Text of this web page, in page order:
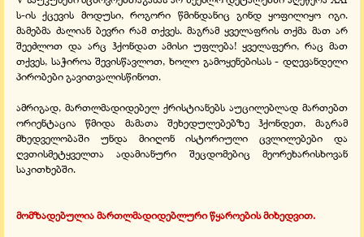
ს-ის ქცევის მოდუსი, როგორი წმინდანიც გინდ ყოფილიყო იგი.
მამებმა ძალიან ბევრი რამ თქვეს. მაგრამ ყველაფრის თქმა მათ არ
შეეძლოთ და არც ჰქონდათ ამისი უფლება! ყველაფერი, რაც მათ
თქვეს, საჭიროა შევისწავლოთ, ხოლო გამოყენებისას - დღევანდელი
პირობები გავითვალისწინოთ.
ამრიგად, მართლმადიდებელ ქრისტიანებს აუცილებლად მართებთ
ორიენტაცია წმიდა მამათა შეხედულებებზე ჰქონდეთ, მაგრამ
მხედველობაში უნდა მიიღონ ისტორიული ცვლილებები და
ღვთისმეტყველთა ადამიანური შეცდომებიც მეორეხარისხოვან
საკითხებში.
მომზადებულია მართლმადიდებლური წყაროების მიხედვით.